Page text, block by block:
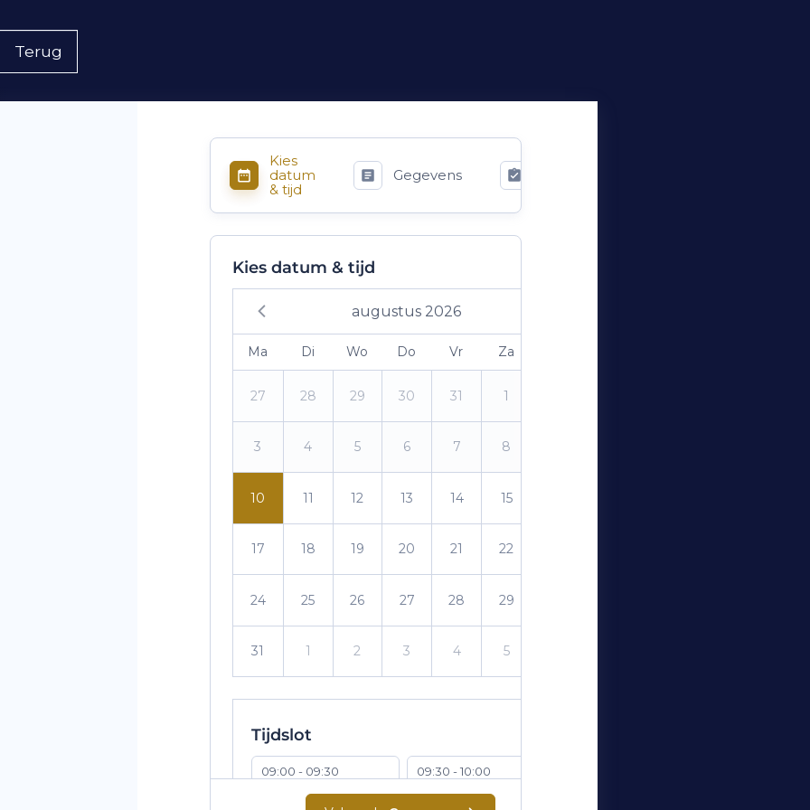
Terug
Kies
datum
& tijd
Gegevens
Kies datum & tijd
augustus 2026
Ma Di Wo Do Vr Za
27 28 29 30 31 1
3 4 5 6 7 8
10 11 12 13 14 15
17 18 19 20 21 22
24 25 26 27 28 29
31 1 2 3 4 5
Tijdslot
09:00 - 09:30 09:30 - 10:00